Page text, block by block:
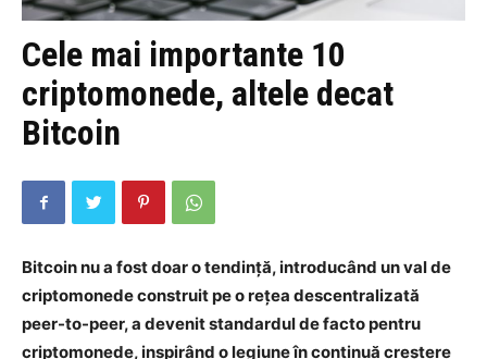
Cele mai importante 10
criptomonede, altele decat
Bitcoin
Bitcoin nu a fost doar o tendință, introducând un val de
criptomonede construit pe o rețea descentralizată
peer-to-peer, a devenit standardul de facto pentru
criptomonede, inspirând o legiune în continuă creștere